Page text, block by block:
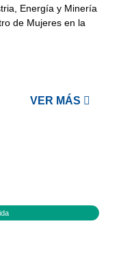
Energía y Minería
de Mujeres en la
VER MÁS